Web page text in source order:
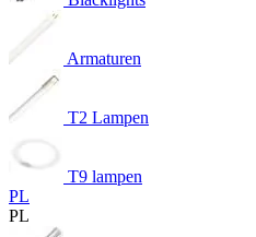
Armaturen
T2 Lampen
T9 lampen
PL
PL